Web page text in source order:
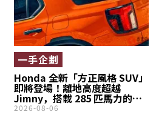
Honda 全新「方正風格 SUV」
即將登場！離地高度超越
Jimny，搭載 285 匹馬力的硬
派方正設計車型！採用高性能
一手企劃
2026-08-06